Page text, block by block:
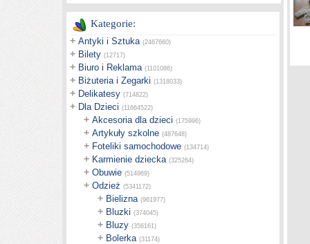
Kategorie:
+ Antyki i Sztuka (2467660)
+ Bilety (12717)
+ Biuro i Reklama (1101086)
+ Biżuteria i Zegarki (1318033)
+ Delikatesy (714822)
+ Dla Dzieci (11664522)
+ Akcesoria dla dzieci (175996)
+ Artykuły szkolne (487648)
+ Foteliki samochodowe (134714)
+ Karmienie dziecka (325264)
+ Obuwie (514969)
+ Odzież (5341172)
+ Bielizna (961977)
+ Bluzki (374045)
+ Bluzy (356161)
+ Bolerka (31174)